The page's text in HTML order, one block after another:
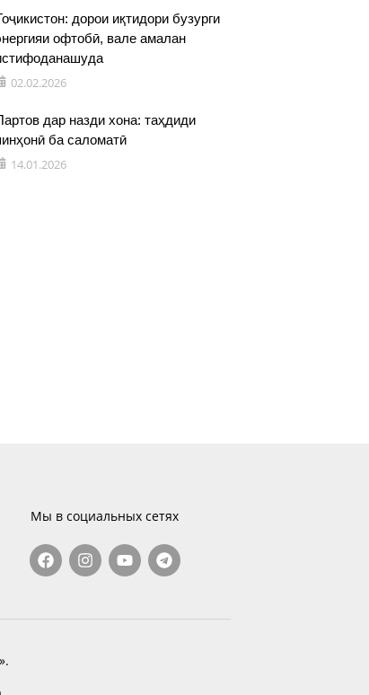
дорои иқтидори бузурги
офтобӣ, вале амалан
02.02.2026
дар назди хона: таҳдиди
ба саломатӣ
14.01.2026
Мы в социальных сетях